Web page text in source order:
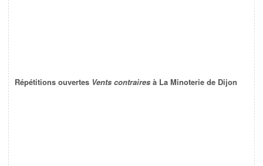
Répétitions ouvertes Vents contraires à La Minoterie de Dijon